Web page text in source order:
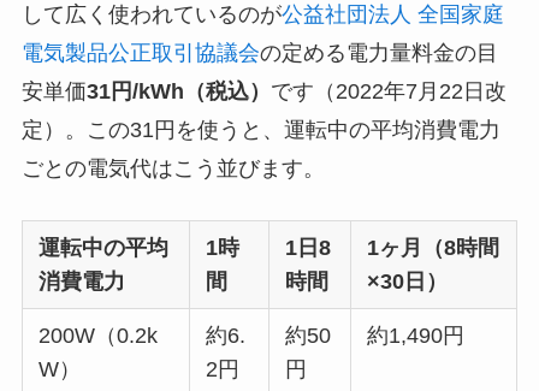
して広く使われているのが公益社団法人 全国家庭
電気製品公正取引協議会の定める電力量料金の目
安単価31円/kWh（税込） です（2022年7月22日改
定）。この31円を使うと、運転中の平均消費電力
ごとの電気代はこう並びます。
運転中の平均
消費電力
1時
間
1日8
時間
1ヶ月（8時間
×30日）
200W（0.2k
W）
約6.
2円
約50
円
約1,490円